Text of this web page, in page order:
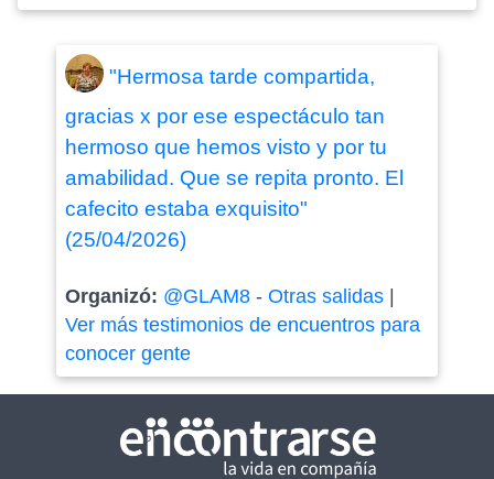
"Hermosa tarde compartida,
gracias x por ese espectáculo tan
hermoso que hemos visto y por tu
amabilidad. Que se repita pronto. El
cafecito estaba exquisito"
(25/04/2026)
Organizó: @GLAM8- Otras salidas|
Ver más testimonios de encuentros para
conocer gente